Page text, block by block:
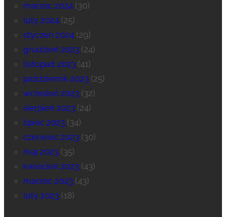
marzec 2024(30)
luty 2024(25)
styczeń 2024(29)
grudzień 2023(24)
listopad 2023(41)
październik 2023(25)
wrzesień 2023(32)
sierpień 2023(24)
lipiec 2023(34)
czerwiec 2023(30)
maj 2023(35)
kwiecień 2023(43)
marzec 2023(43)
luty 2023(18)